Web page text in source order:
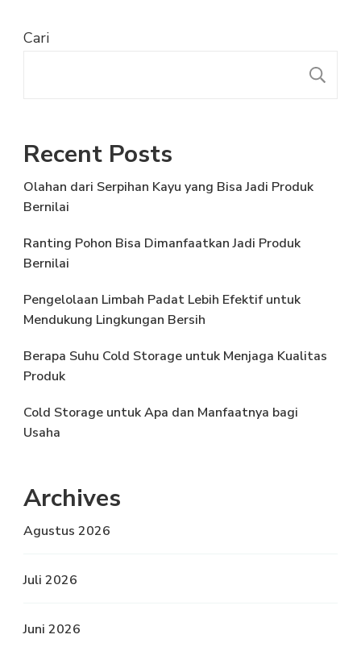
Cari
Recent Posts
Olahan dari Serpihan Kayu yang Bisa Jadi Produk
Bernilai
Ranting Pohon Bisa Dimanfaatkan Jadi Produk
Bernilai
Pengelolaan Limbah Padat Lebih Efektif untuk
Mendukung Lingkungan Bersih
Berapa Suhu Cold Storage untuk Menjaga Kualitas
Produk
Cold Storage untuk Apa dan Manfaatnya bagi
Usaha
Archives
Agustus 2026
Juli 2026
Juni 2026